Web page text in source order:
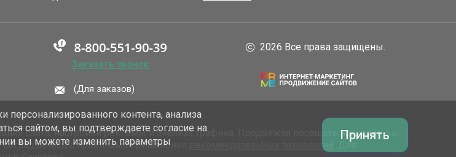
Заказать звонок
(Для заказов)
2026 Все права защищены.
сайта, настройки рекламы и анализа трафика. Продолжая посещать наш сайт, вы
с правилами применения рекомендательных технологий
. Для
контента, анализа
сайтом, вы подтверждаете согласие на
вы можете изменить параметры
Принять